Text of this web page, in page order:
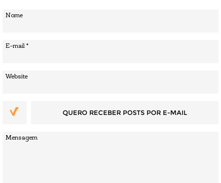
QUERO RECEBER POSTS POR E-MAIL